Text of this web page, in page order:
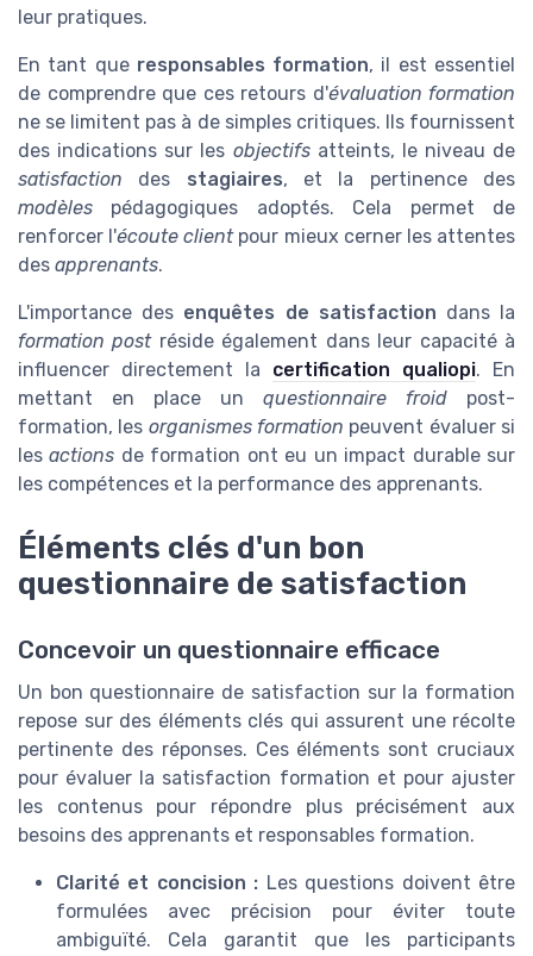
leur pratiques.
En tant que responsables formation, il est essentiel
de comprendre que ces retours d'évaluation formation
ne se limitent pas à de simples critiques. Ils fournissent
des indications sur les objectifsatteints, le niveau de
satisfaction des stagiaires, et la pertinence des
modèles pédagogiques adoptés. Cela permet de
renforcer l'écoute clientpour mieux cerner les attentes
des apprenants.
L'importance des enquêtes de satisfaction dans la
formation postréside également dans leur capacité à
influencer directement la certification qualiopi. En
mettant en place un questionnaire froid post-
formation, les organismes formation peuvent évaluer si
lesactions de formation ont eu un impact durable sur
les compétences et la performance des apprenants.
Éléments clés d'un bon
questionnaire de satisfaction
Concevoir un questionnaire efficace
Un bon questionnaire de satisfaction sur la formation
repose sur des éléments clés qui assurent une récolte
pertinente des réponses. Ces éléments sont cruciaux
pour évaluer la satisfaction formation et pour ajuster
les contenus pour répondre plus précisément aux
besoins des apprenants et responsables formation.
Clarité et concision : Les questions doivent être
formulées avec précision pour éviter toute
ambiguïté. Cela garantit que les participants